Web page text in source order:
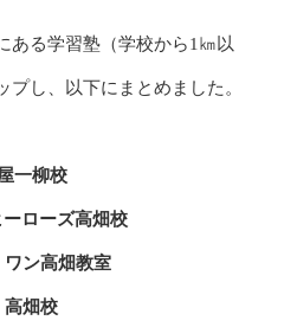
ある学習塾（学校から1㎞以
プし、以下にまとめました。
一柳校
ローズ高畑校
ン高畑教室
高畑校